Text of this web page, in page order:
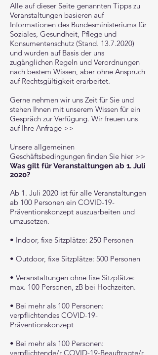
Alle auf dieser Seite genannten Tipps zu
Veranstaltungen basieren auf
Informationen des Bundesministeriums für
Soziales, Gesundheit, Pflege und
Konsumentenschutz (Stand. 13.7.2020)
und wurden auf Basis der uns
zugänglichen Regeln und Verordnungen
nach bestem Wissen, aber ohne Anspruch
auf Rechtsgültigkeit erarbeitet.
Gerne nehmen wir uns Zeit für Sie und
stehen Ihnen mit unserem Wissen für ein
Gespräch zur Verfügung. Wir freuen uns
auf Ihre Anfrage >>
Unsere allgemeinen
Geschäftsbedingungen finden Sie hier >>
Was gilt für Veranstaltungen ab 1. Juli
2020?
Ab 1. Juli 2020 ist für alle Veranstaltungen
ab 100 Personen ein COVID-19-
Präventionskonzept auszuarbeiten und
umzusetzen.
• Indoor, fixe Sitzplätze: 250 Personen
• Outdoor, fixe Sitzplätze: 500 Personen
• Veranstaltungen ohne fixe Sitzplätze:
max. 100 Personen, zB bei Hochzeiten.
• Bei mehr als 100 Personen:
verpflichtendes COVID-19-
Präventionskonzept
• Bei mehr als 100 Personen:
verpflichtende/r COVID-19-Beauftragte/r